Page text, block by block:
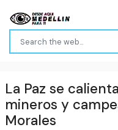
La Paz se
mineros y
Morales